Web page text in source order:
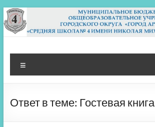
Перейти
к
содержимому
МБОУ СШ 4
Архангельск
Ответ в теме: Гостевая книга